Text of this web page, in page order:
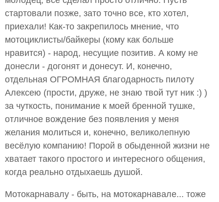
стартовали позже, зато точно все, кто хотел,
приехали! Как-то закрепилось мнение, что
мотоциклисты/байкеры (кому как больше
нравится) - народ, несущие позитив. А кому не
донесли - догонят и донесут. И, конечно,
отдельная ОГРОМНАЯ благодарность пилоту
Алексею (прости, друже, не знаю твой тут ник :) )
за чуткость, понимание к моей бренной тушке,
отличное вождение без появления у меня
желания молиться и, конечно, великолепную
весёлую компанию! Порой в обыденной жизни не
хватает такого простого и интересного общения,
когда реально отдыхаешь душой.
Мотокарнавалу - быть, на мотокарнавале... тоже